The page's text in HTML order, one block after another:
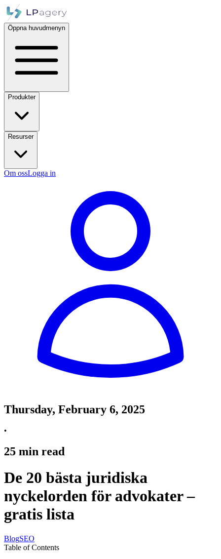
Öppna huvudmenyn
Produkter
Resurser
Om ossLogga in
Thursday, February 6, 2025
•
25 min read
De 20 bästa juridiska
nyckelorden för advokater –
gratis lista
BlogSEO
Table of Contents